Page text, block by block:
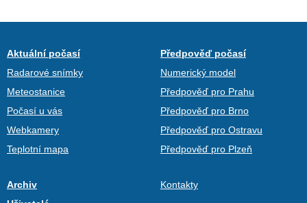
Aktuální počasí
Radarové snímky
Meteostanice
Počasí u vás
Webkamery
Teplotní mapa
Předpověď počasí
Numerický model
Předpověď pro Prahu
Předpověď pro Brno
Předpověď pro Ostravu
Předpověď pro Plzeň
Archiv
Kontakty